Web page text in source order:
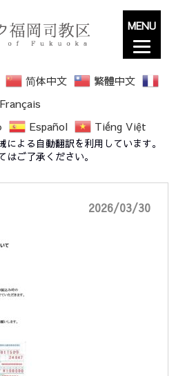
简体中文
繁體中文
Français
Español Tiếng Việt
による自動翻訳を利用しています。
はご了承ください。
支払方法について
2026/03/30
MENU